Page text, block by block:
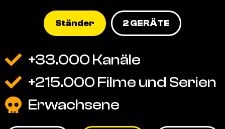
Ständer 2 GERÄTE
+33.000 Kanäle
+215.000 Filme und Serien
Erwachsene